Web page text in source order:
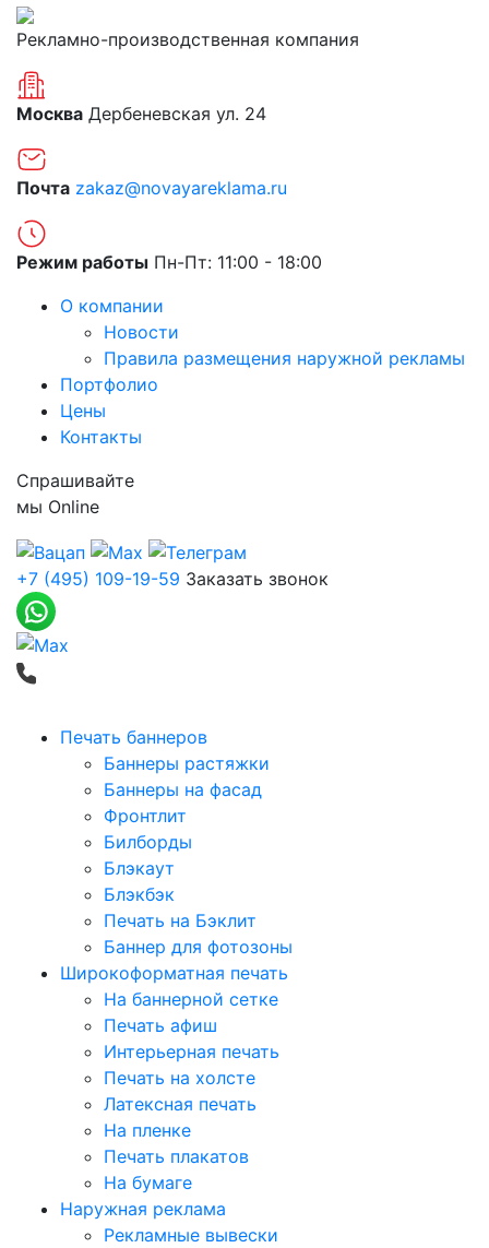
Рекламно-производственная компания
Москва Дербеневская ул. 24
Почта zakaz@novayareklama.ru
Режим работы Пн-Пт: 11:00 - 18:00
О компании
Новости
Правила размещения наружной рекламы
Портфолио
Цены
Контакты
Спрашивайте
мы Online
+7 (495) 109-19-59 Заказать звонок
Печать баннеров
Баннеры растяжки
Баннеры на фасад
Фронтлит
Билборды
Блэкаут
Блэкбэк
Печать на Бэклит
Баннер для фотозоны
Широкоформатная печать
На баннерной сетке
Печать афиш
Интерьерная печать
Печать на холсте
Латексная печать
На пленке
Печать плакатов
На бумаге
Наружная реклама
Рекламные вывески